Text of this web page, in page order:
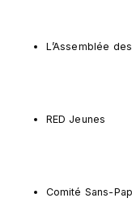
L’Assemblée
RED Jeunes
Comité Sans-